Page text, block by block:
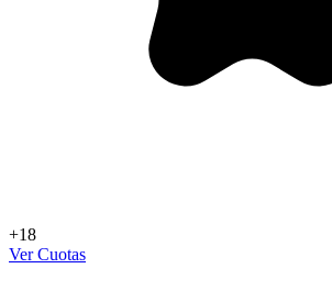
+18
Ver Cuotas